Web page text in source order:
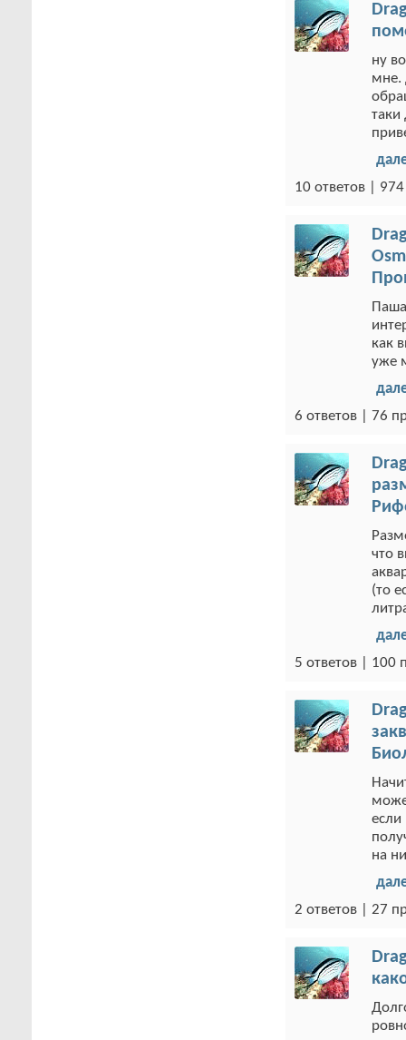
ну
мне.
таки
10 ответов |
как
уже
6 ответов | 76
что
(то
5 ответов | 100
если
на
2 ответов | 27